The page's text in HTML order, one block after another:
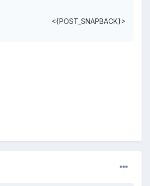
<{POST_SNAPBACK}>